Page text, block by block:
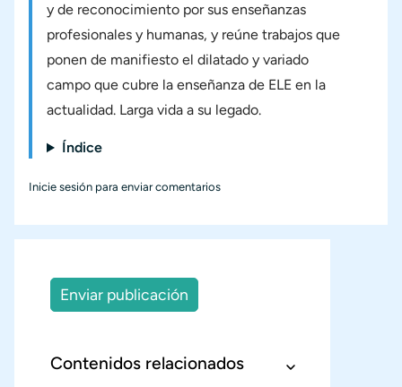
y de reconocimiento por sus enseñanzas
profesionales y humanas, y reúne trabajos que
ponen de manifiesto el dilatado y variado
campo que cubre la enseñanza de ELE en la
actualidad. Larga vida a su legado.
Índice
Inicie sesión para enviar comentarios
Enviar publicación
Contenidos relacionados